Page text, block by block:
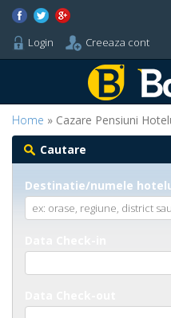
Login Creeaza cont
Home » Cazare Pensiuni
Cautare
Destinatie/numele